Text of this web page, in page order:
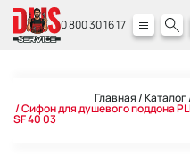
0 800 30 16 17
Главная Каталог
Сифон для душевого поддона
SF 40 03